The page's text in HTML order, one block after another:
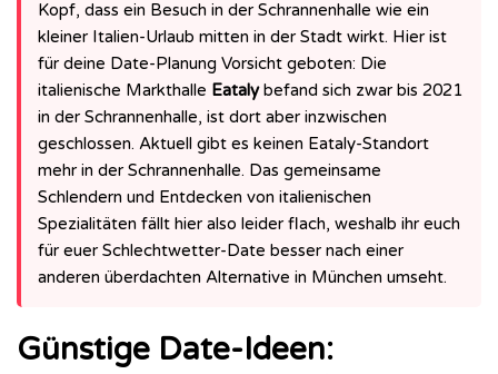
Kopf, dass ein Besuch in der Schrannenhalle wie ein
kleiner Italien-Urlaub mitten in der Stadt wirkt. Hier ist
für deine Date-Planung Vorsicht geboten: Die
italienische Markthalle Eatalybefand sich zwar bis 2021
in der Schrannenhalle, ist dort aber inzwischen
geschlossen. Aktuell gibt es keinen Eataly-Standort
mehr in der Schrannenhalle. Das gemeinsame
Schlendern und Entdecken von italienischen
Spezialitäten fällt hier also leider flach, weshalb ihr euch
für euer Schlechtwetter-Date besser nach einer
anderen überdachten Alternative in München umseht.
Günstige Date-Ideen: